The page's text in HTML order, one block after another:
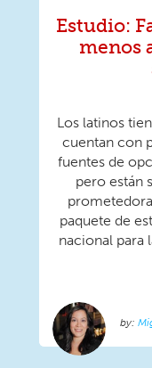
Estudio:
menos
Los latinos
cuentan con
fuentes de
pero están
paquete de
nacional para